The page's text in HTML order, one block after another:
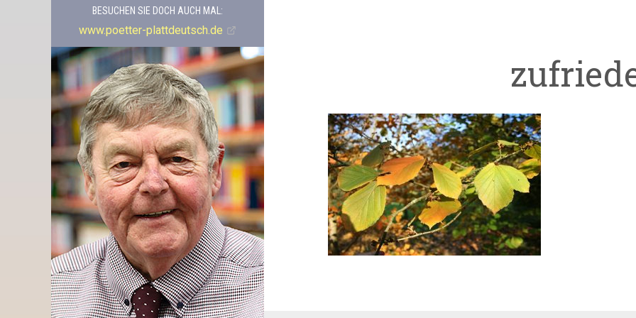
BESUCHEN SIE DOCH AUCH MAL:
www.poetter-plattdeutsch.de